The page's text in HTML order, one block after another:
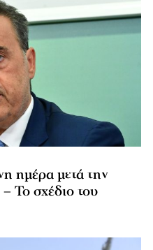
ημέρα μετά την
Το σχέδιο του